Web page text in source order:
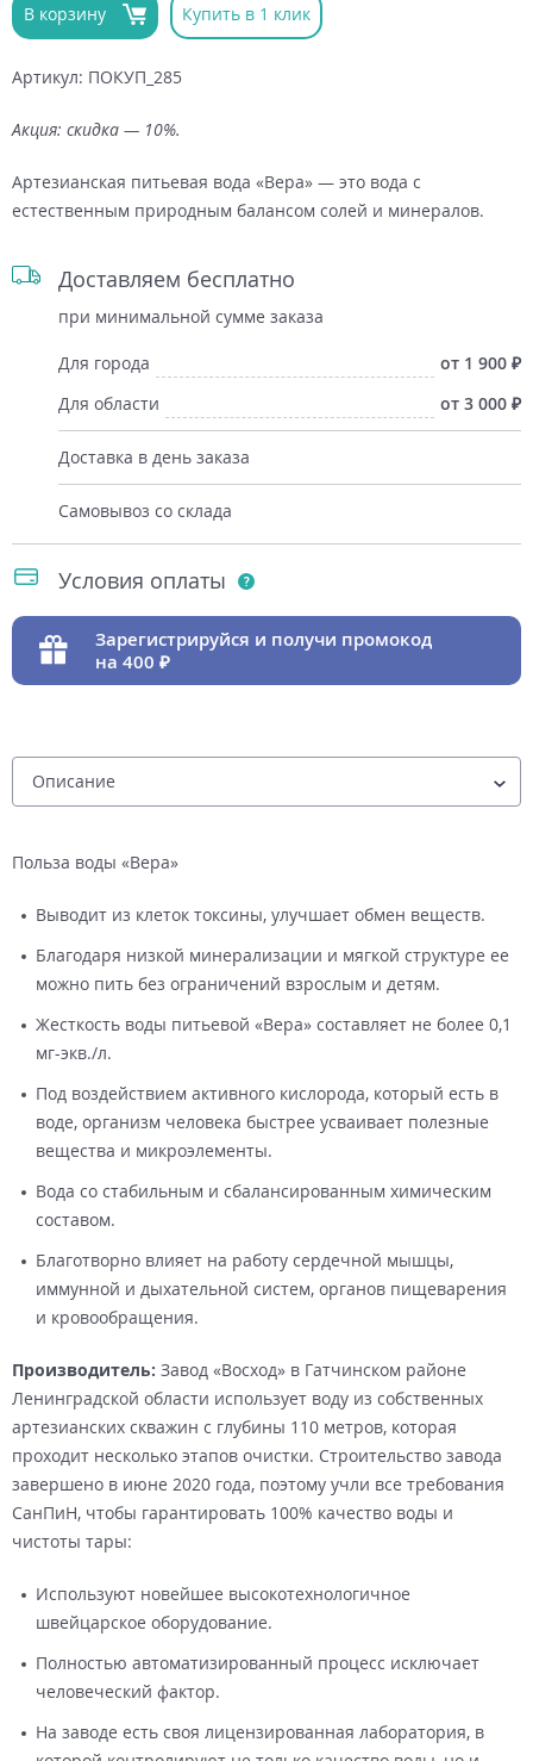
В корзину Купить в 1 клик
Артикул: ПОКУП_285
Акция: скидка — 10%.
Артезианская питьевая вода «Вера» — это вода с
естественным природным балансом солей и минералов.
Доставляем бесплатно
при минимальной сумме заказа
Для города
от 1 900
Для области
от 3 000
Доставка в день заказа
Самовывоз со склада
Условия оплаты
Зарегистрируйся и получи промокод
на 400
Польза воды «Вера»
Выводит из клеток токсины, улучшает обмен веществ.
Благодаря низкой минерализации и мягкой структуре ее
можно пить без ограничений взрослым и детям.
Жесткость воды питьевой «Вера» составляет не более 0,1
мг-экв./л.
Под воздействием активного кислорода, который есть в
воде, организм человека быстрее усваивает полезные
вещества и микроэлементы.
Вода со стабильным и сбалансированным химическим
составом.
Благотворно влияет на работу сердечной мышцы,
иммунной и дыхательной систем, органов пищеварения
и кровообращения.
Производитель: Завод «Восход» в Гатчинском районе
Ленинградской области использует воду из собственных
артезианских скважин с глубины 110 метров, которая
проходит несколько этапов очистки. Строительство завода
завершено в июне 2020 года, поэтому учли все требования
СанПиН, чтобы гарантировать 100% качество воды и
чистоты тары:
Используют новейшее высокотехнологичное
швейцарское оборудование.
Полностью автоматизированный процесс исключает
человеческий фактор.
На заводе есть своя лицензированная лаборатория, в